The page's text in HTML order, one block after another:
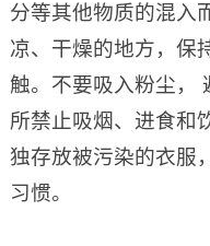
分等其他物质的混入
凉、干燥的地方，保
触。不要吸入粉尘，
所禁止吸烟、进食和
独存放被污染的衣服
习惯。